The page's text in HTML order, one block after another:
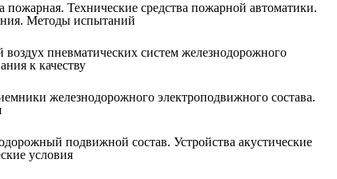
Технические средства пожарной автоматики.
Методы испытаний
пневматических систем железнодорожного
к качеству
железнодорожного электроподвижного состава.
подвижной состав. Устройства акустические
условия